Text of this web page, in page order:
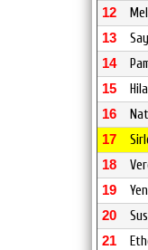
12
13
14
15
16
17
18
19
20
21